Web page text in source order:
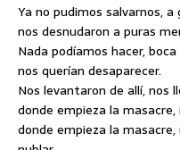
Ya no pudimos salvarnos,
nos desnudaron a puras
Nada podíamos hacer,
nos querían desaparecer.
Nos levantaron de allí, nos
donde empieza la
donde empieza la